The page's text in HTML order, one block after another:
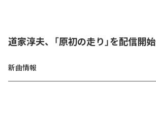
道家淳夫、「原初の走り」を配信開始
新曲情報